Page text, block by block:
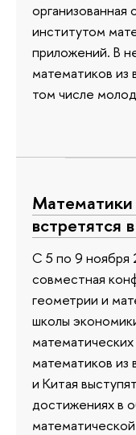
институтом
приложений. В
математиков из
том числе
встретятся
С 5 по 9
совместная
геометрии и
школы
математиков из
и Китая
достижениях в